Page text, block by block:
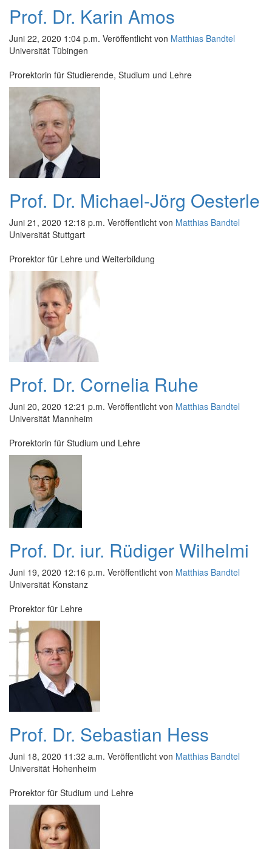
Prof. Dr. Karin Amos
Juni 22, 2020 1:04 p.m. Veröffentlicht von Matthias Bandtel
Universität Tübingen
Prorektorin für Studierende, Studium und Lehre
Prof. Dr. Michael-Jörg Oesterle
Juni 21, 2020 12:18 p.m. Veröffentlicht von Matthias Bandtel
Universität Stuttgart
Prorektor für Lehre und Weiterbildung
Prof. Dr. Cornelia Ruhe
Juni 20, 2020 12:21 p.m. Veröffentlicht von Matthias Bandtel
Universität Mannheim
Prorektorin für Studium und Lehre
Prof. Dr. iur. Rüdiger Wilhelmi
Juni 19, 2020 12:16 p.m. Veröffentlicht von Matthias Bandtel
Universität Konstanz
Prorektor für Lehre
Prof. Dr. Sebastian Hess
Juni 18, 2020 11:32 a.m. Veröffentlicht von Matthias Bandtel
Universität Hohenheim
Prorektor für Studium und Lehre